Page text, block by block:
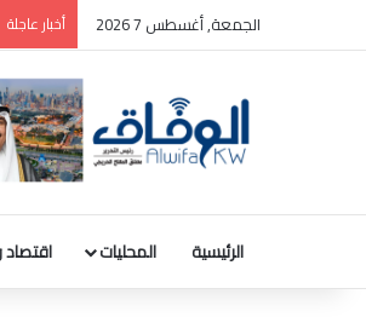
الجمعة, أغسطس 7 2026 أخبار عاجلة
الرئيسية المحليات اقتصاد